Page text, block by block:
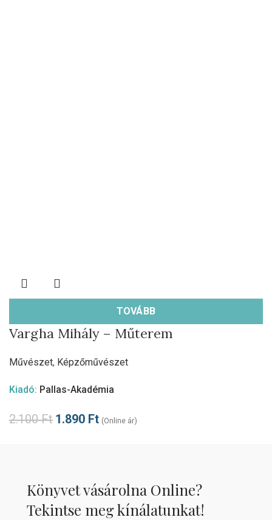
TOVÁBB
Vargha Mihály – Műterem
Művészet, Képzőművészet
Kiadó: Pallas-Akadémia
2.100Ft 1.890 Ft (Online ár)
Könyvet vásárolna Online?
Tekintse meg kínálatunkat!